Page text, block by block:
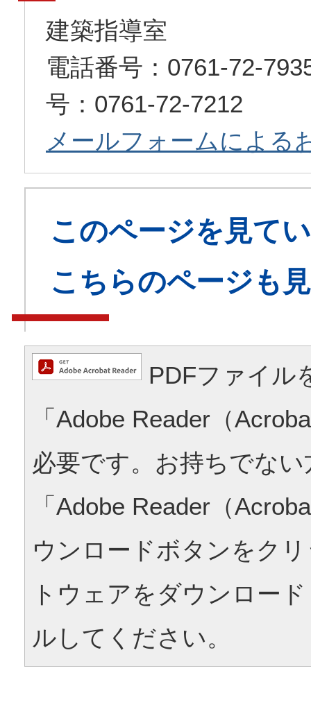
建築指導室
電話番号：0761-72-
号：0761-72-7212
メールフォームによる
このページを見て
こちらのページも
PDFファイル
「Adobe Reader（
必要です。お持ちでな
「Adobe Reader（
ウンロードボタンをク
トウェアをダウンロー
ルしてください。